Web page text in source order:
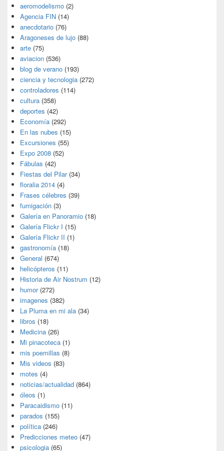
aeromodelismo (2)
Agencia FIN (14)
anecdotario (76)
Aragoneses de lujo (88)
arte (75)
aviacion (536)
blog de verano (193)
ciencia y tecnologia (272)
controladores (114)
cultura (358)
deportes (42)
Economía (292)
En las nubes (15)
Excursiones (55)
Expo 2008 (52)
Fábulas (42)
Fiestas del Pilar(34)
floralia 2014 (4)
Frases célebres (39)
fumigación (3)
Galería en Panoramio (18)
Galería Flickr I (15)
Galería Flickr II (1)
gastronomía (18)
General (674)
helicópteros (11)
Historia de Air Nostrum (12)
humor(272)
imagenes (382)
La Pluma en mi ala (34)
libros (18)
Medicina (26)
Mi pinacoteca (1)
mis poemillas (8)
Mis videos (83)
motes (4)
noticias/actualidad (864)
óleos (1)
Paracaidismo (11)
parados (155)
política (246)
Predicciones meteo (47)
psicologia (65)